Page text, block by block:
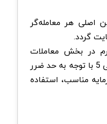
اصلی هر معامله‌گر
گردد.
در بخش معاملات
فیوچرز، نهایتا از اهرم 3 الی 5 با توجه به حد ضرر
مناسب، استفاده